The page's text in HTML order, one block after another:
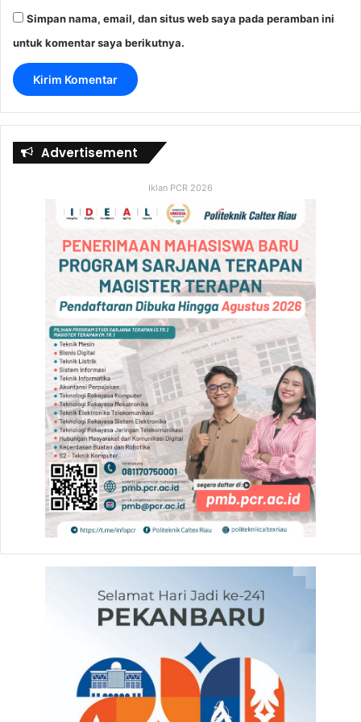
Simpan nama, email, dan situs web saya pada peramban ini
untuk komentar saya berikutnya.
Advertisement
Iklan PCR 2026